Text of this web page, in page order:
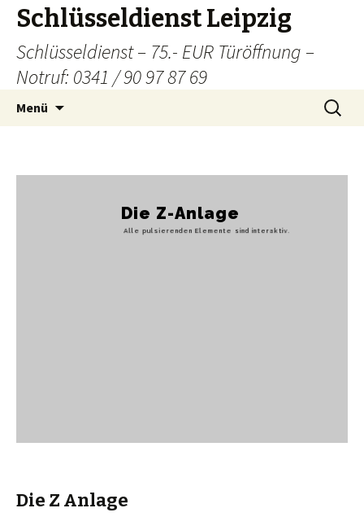
Schlüsseldienst Leipzig
Schlüsseldienst – 75.- EUR Türöffnung –
Notruf: 0341 / 90 97 87 69
Menü
Suchen
nach:
Die Z-Anlage
Alle pulsierenden Elemente sind interaktiv.
Die Z Anlage